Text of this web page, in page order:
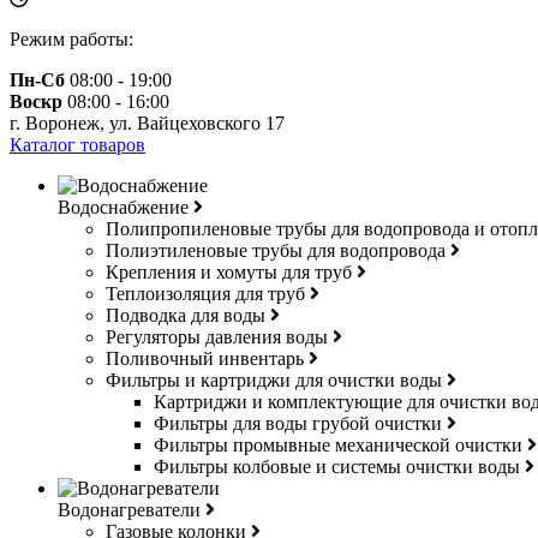
Режим работы:
Пн-Сб 08:00 - 19:00
Воскр 08:00 - 16:00
г. Воронеж, ул. Вайцеховского 17
Каталог товаров
Водоснабжение
Полипропиленовые трубы для водопровода и
Полиэтиленовые трубы для водопровода
Крепления и хомуты для труб
Теплоизоляция для труб
Подводка для воды
Регуляторы давления воды
Поливочный инвентарь
Фильтры и картриджи для очистки воды
Картриджи и комплектующие для очистки
Фильтры для воды грубой очистки
Фильтры промывные механической очистки
Фильтры колбовые и системы очистки воды
Водонагреватели
Газовые колонки